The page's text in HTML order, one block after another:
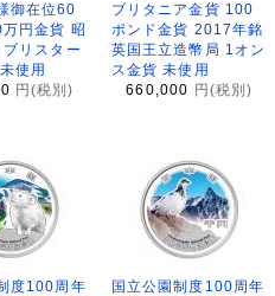
御在位60
円金貨 昭
リスター
使用
円(税別)
ブリタニア金貨 100
ポンド金貨 2017年銘
英国王立造幣局 1オン
ス金貨 未使用
660,000
円(税別)
度100周年
国立公園制度100周年